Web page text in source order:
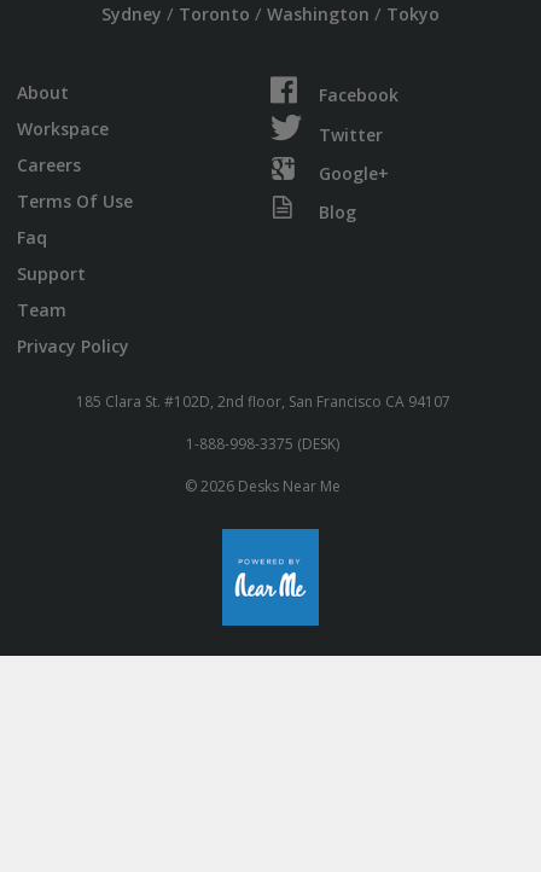
Sydney / Toronto / Washington / Tokyo
About
Workspace
Careers
Terms Of Use
Faq
Support
Team
Privacy Policy
Facebook
Twitter
Google+
Blog
185 Clara St. #102D, 2nd floor, San Francisco CA 94107
1-888-998-3375 (DESK)
© 2026 Desks Near Me